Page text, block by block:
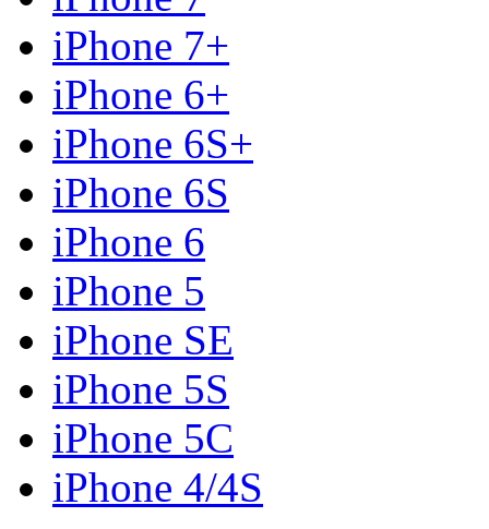
iPhone 7+
iPhone 6+
iPhone 6S+
iPhone 6S
iPhone 6
iPhone 5
iPhone SE
iPhone 5S
iPhone 5C
iPhone 4/4S